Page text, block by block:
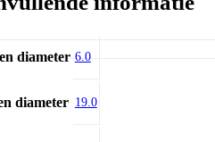
diameter 6.0
diameter 19.0